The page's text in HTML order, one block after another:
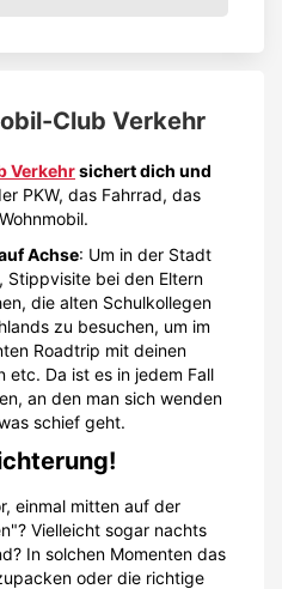
Club Verkehr
Verkehrsichert dich und
PKW, das Fahrrad, das
Achse: Um in der Stadt
Stippvisite bei den Eltern
die alten Schulkollegen
zu besuchen, um im
Roadtrip mit deinen
etc. Da ist es in jedem Fall
an den man sich wenden
schief geht.
einmal mitten auf der
Vielleicht sogar nachts
In solchen Momenten das
oder die richtige